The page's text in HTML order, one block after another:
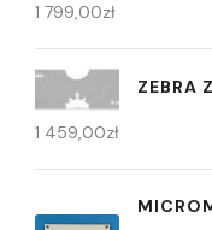
1 799,00zł
ZEBRA
1 459,00zł